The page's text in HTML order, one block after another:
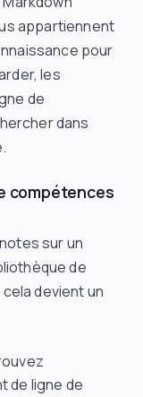
appartiennent
pour
les
de
dans
compétences
sur un
de
devient un
de ligne de